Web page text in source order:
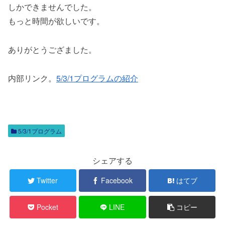
しかできませんでした。
もっと時間が欲しいです。
ありがとうござました。
内部リンク。 5/3/1プログラムの紹介
5/3/1プログラム
シェアする
Twitter Facebook はてブ
Pocket LINE コピー